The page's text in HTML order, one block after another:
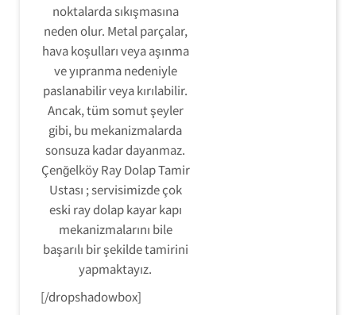
noktalarda sıkışmasına
neden olur. Metal parçalar,
hava koşulları veya aşınma
ve yıpranma nedeniyle
paslanabilir veya kırılabilir.
Ancak, tüm somut şeyler
gibi, bu mekanizmalarda
sonsuza kadar dayanmaz.
Çenğelköy Ray Dolap Tamir
Ustası ; servisimizde çok
eski ray dolap kayar kapı
mekanizmalarını bile
başarılı bir şekilde tamirini
yapmaktayız.
[/dropshadowbox]